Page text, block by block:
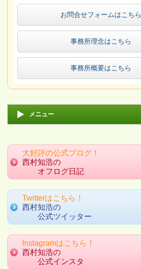
お問合せフォームはこちら
事務所理念はこちら
事務所概要はこちら
メニュー
大好評の公式ブログ！
西村知浩の
オフログ日記
Twitterはこちら！
西村知浩の
公式ツイッター
Instagramはこちら！
西村知浩の
公式インスタ